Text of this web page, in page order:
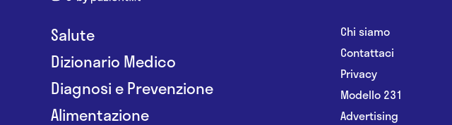
Salute
Dizionario Medico
Diagnosi e Prevenzione
Alimentazione
Chi siamo
Contattaci
Privacy
Modello 231
Advertising